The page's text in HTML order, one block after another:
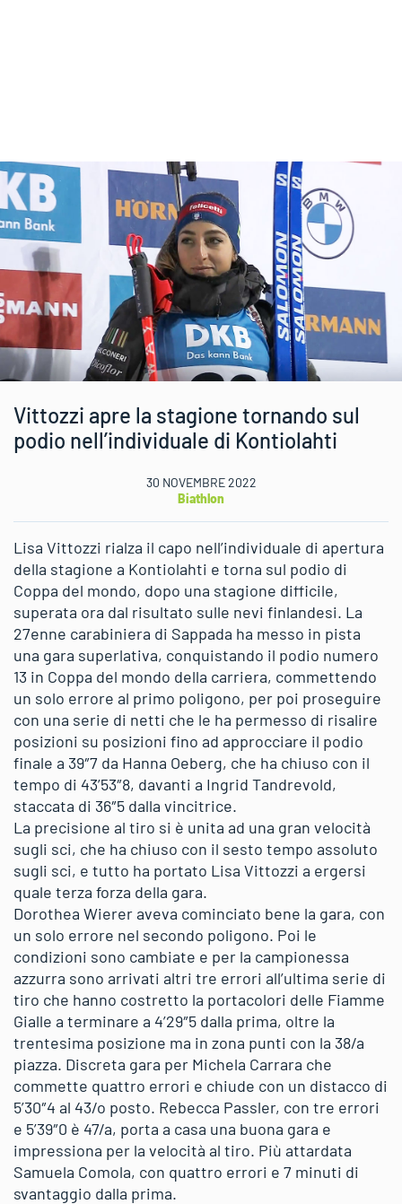
Vittozzi apre la stagione tornando sul
podio nell’individuale di Kontiolahti
30 NOVEMBRE 2022
Biathlon
Lisa Vittozzi rialza il capo nell’individuale di apertura
della stagione a Kontiolahti e torna sul podio di
Coppa del mondo, dopo una stagione difficile,
superata ora dal risultato sulle nevi finlandesi. La
27enne carabiniera di Sappada ha messo in pista
una gara superlativa, conquistando il podio numero
13 in Coppa del mondo della carriera, commettendo
un solo errore al primo poligono, per poi proseguire
con una serie di netti che le ha permesso di risalire
posizioni su posizioni fino ad approcciare il podio
finale a 39″7 da Hanna Oeberg, che ha chiuso con il
tempo di 43’53″8, davanti a Ingrid Tandrevold,
staccata di 36″5 dalla vincitrice.
La precisione al tiro si è unita ad una gran velocità
sugli sci, che ha chiuso con il sesto tempo assoluto
sugli sci, e tutto ha portato Lisa Vittozzi a ergersi
quale terza forza della gara.
Dorothea Wierer aveva cominciato bene la gara, con
un solo errore nel secondo poligono. Poi le
condizioni sono cambiate e per la campionessa
azzurra sono arrivati altri tre errori all’ultima serie di
tiro che hanno costretto la portacolori delle Fiamme
Gialle a terminare a 4’29″5 dalla prima, oltre la
trentesima posizione ma in zona punti con la 38/a
piazza. Discreta gara per Michela Carrara che
commette quattro errori e chiude con un distacco di
5’30″4 al 43/o posto. Rebecca Passler, con tre errori
e 5’39″0 è 47/a, porta a casa una buona gara e
impressiona per la velocità al tiro. Più attardata
Samuela Comola, con quattro errori e 7 minuti di
svantaggio dalla prima.